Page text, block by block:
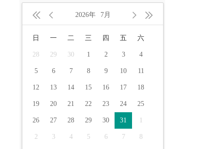
  2026年 7月  
日 一 二 三 四 五 六
28 29 30 1 2 3 4
5 6 7 8 9 10 11
12 13 14 15 16 17 18
19 20 21 22 23 24 25
26 27 28 29 30 31 1
2 3 4 5 6 7 8